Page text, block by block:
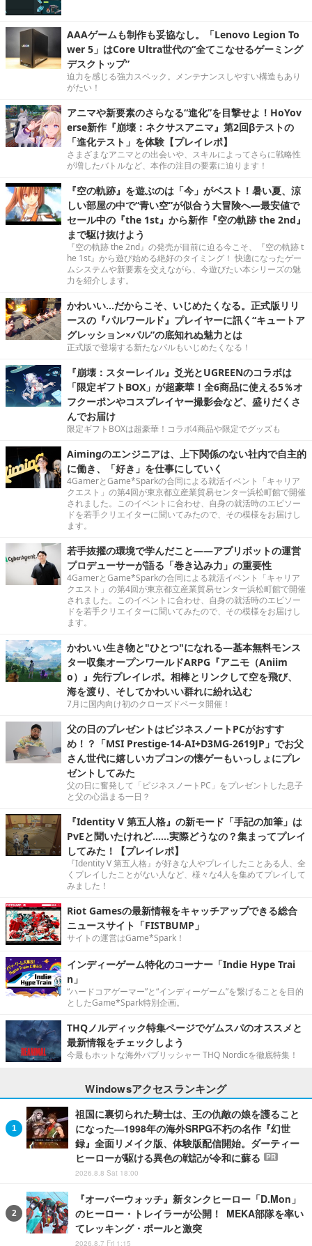
AAAゲームも制作も妥協なし。「Lenovo Legion To
wer 5」はCore Ultra世代の“全てこなせるゲーミング
デスクトップ”
迫力を感じる強力スペック。メンテナンスしやすい構造もあり
がたい！
アニマや新要素のさらなる“進化”を目撃せよ！HoYov
erse新作『崩壊：ネクサスアニマ』第2回βテストの
「進化テスト」を体験【プレイレポ】
さまざまなアニマとの出会いや、スキルによってさらに戦略性
が増したバトルなど、本作の注目の要素に迫ります！
『空の軌跡』を遊ぶのは「今」がベスト！暑い夏、涼
しい部屋の中で“青い空”が似合う大冒険へ―最安値で
セール中の『the 1st』から新作『空の軌跡 the 2nd』
まで駆け抜けよう
『空の軌跡 the 2nd』の発売が目前に迫る今こそ、『空の軌跡 t
he 1st』から遊び始める絶好のタイミング！ 快適になったゲー
ムシステムや新要素を交えながら、今遊びたい本シリーズの魅
力を紹介します。
かわいい…だからこそ、いじめたくなる。正式版リリ
ースの『パルワールド』プレイヤーに訊く“キュートア
グレッション×パル”の底知れぬ魅力とは
正式版で登場する新たなパルもいじめたくなる！
『崩壊：スターレイル』爻光とUGREENのコラボは
「限定ギフトBOX」が超豪華！全6商品に使える5％オ
フクーポンやコスプレイヤー撮影会など、盛りだくさ
んでお届け
限定ギフトBOXは超豪華！コラボ4商品や限定でグッズも
Aimingのエンジニアは、上下関係のない社内で自主的
に働き、「好き」を仕事にしていく
4GamerとGame*Sparkの合同による就活イベント「キャリア
クエスト」の第4回が東京都立産業貿易センター浜松町館で開催
されました。このイベントに合わせ、自身の就活時のエピソー
ドを若手クリエイターに聞いてみたので、その模様をお届けし
ます。
若手抜擢の環境で学んだこと――アプリボットの運営
プロデューサーが語る「巻き込み力」の重要性
4GamerとGame*Sparkの合同による就活イベント「キャリア
クエスト」の第4回が東京都立産業貿易センター浜松町館で開催
されました。このイベントに合わせ、自身の就活時のエピソー
ドを若手クリエイターに聞いてみたので、その模様をお届けし
ます。
かわいい生き物と"ひとつ"になれる―基本無料モンス
ター収集オープンワールドARPG『アニモ（Aniim
o）』先行プレイレポ。相棒とリンクして空を飛び、
海を渡り、そしてかわいい群れに紛れ込む
7月に国内向け初のクローズドベータ開催！
父の日のプレゼントはビジネスノートPCがおすす
め！？「MSI Prestige-14-AI+D3MG-2619JP」でお父
さん世代に嬉しいカプコンの懐ゲーもいっしょにプレ
ゼントしてみた
父の日に奮発して「ビジネスノートPC」をプレゼントした息子
と父の心温まる一日？
『Identity V 第五人格』の新モード「手記の加筆」は
PvEと聞いたけれど……実際どうなの？集まってプレイ
してみた！【プレイレポ】
『Identity V 第五人格』が好きな人やプレイしたことある人、全
くプレイしたことがない人など、様々な4人を集めてプレイして
みました！
Riot Gamesの最新情報をキャッチアップできる総合
ニュースサイト「FISTBUMP」
サイトの運営はGame*Spark！
インディーゲーム特化のコーナー「Indie Hype Trai
n」
“ハードコアゲーマー”と“インディーゲーム”を繋げることを目的
としたGame*Spark特別企画。
THQノルディック特集ページでゲムスパのオススメと
最新情報をチェックしよう
今最もホットな海外パブリッシャー THQ Nordicを徹底特集！
Windowsアクセスランキング
祖国に裏切られた騎士は、王の仇敵の娘を護ること
になった―1998年の海外SRPG不朽の名作『幻世
録』全面リメイク版、体験版配信開始。ダーティー
ヒーローが駆ける異色の戦記が令和に蘇る
PR
2026.8.8 Sat 18:00
『オーバーウォッチ』新タンクヒーロー「D.Mon」
のヒーロー・トレイラーが公開！ MEKA部隊を率い
てレッキング・ボールと激突
2026.8.7 Fri 1:15